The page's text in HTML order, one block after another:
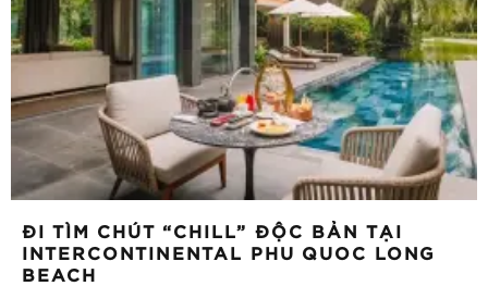
ĐI TÌM CHÚT “CHILL” ĐỘC BẢN TẠI
INTERCONTINENTAL PHU QUOC LONG
BEACH